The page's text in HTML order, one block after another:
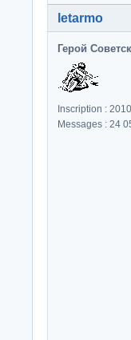
letarmo
Герой
Inscription :
Messages : 24